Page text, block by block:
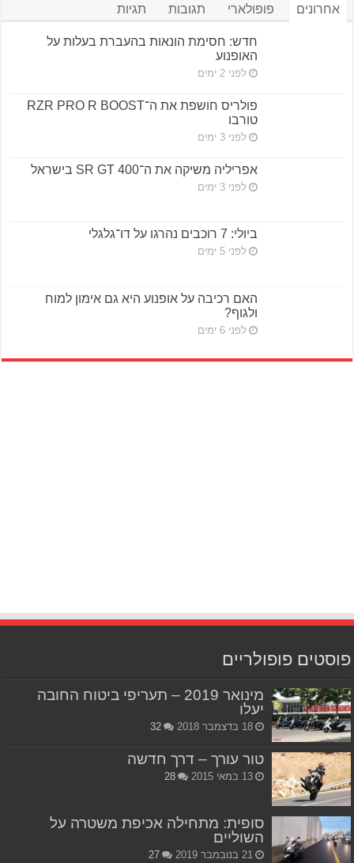
אחרונים פופולארי תגובות תגיות
חדש: חסימת הונאות בהעברת בעלות על
האופנוע
לפני 2 ימים
פולריס חושפת את ה־RZR PRO R BOOST
טורבו
לפני 3 ימים
אפריליה משיקה את ה־SR GT 400 בישראל
לפני 3 ימים
ביולי: 7 רוכבים נהרגו על דו־גלגלי
לפני 5 ימים
האם רכיבה על אופנוע היא גם אימון למוח
ולגוף?
לפני 6 ימים
פוסטים פופולריים
מינואר 2019 – תעריפי ביטוח החובה
יעלו
18 בדצמבר 2018 32
טור עורך – דרך חדשה
13 במאי 2015 28
סופית: מתחילה אכיפת משטרה על
השוליים
21 בנובמבר 2019 27